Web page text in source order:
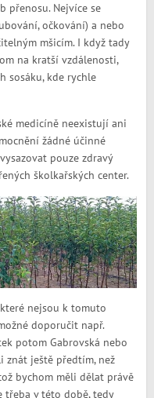
přenosu. Nejvíce se
očkování) a nebo
mšicím. I když tady
na kratší vzdálenosti,
sosáku, kde rychle
medicíně neexistují ani
žádné účinné
pouze zdravý
školkařských center.
nejsou k tomuto
doporučit např.
potom Gabrovská nebo
znát ještě předtím, než
bychom měli dělat právě
třeba v této době, tedy